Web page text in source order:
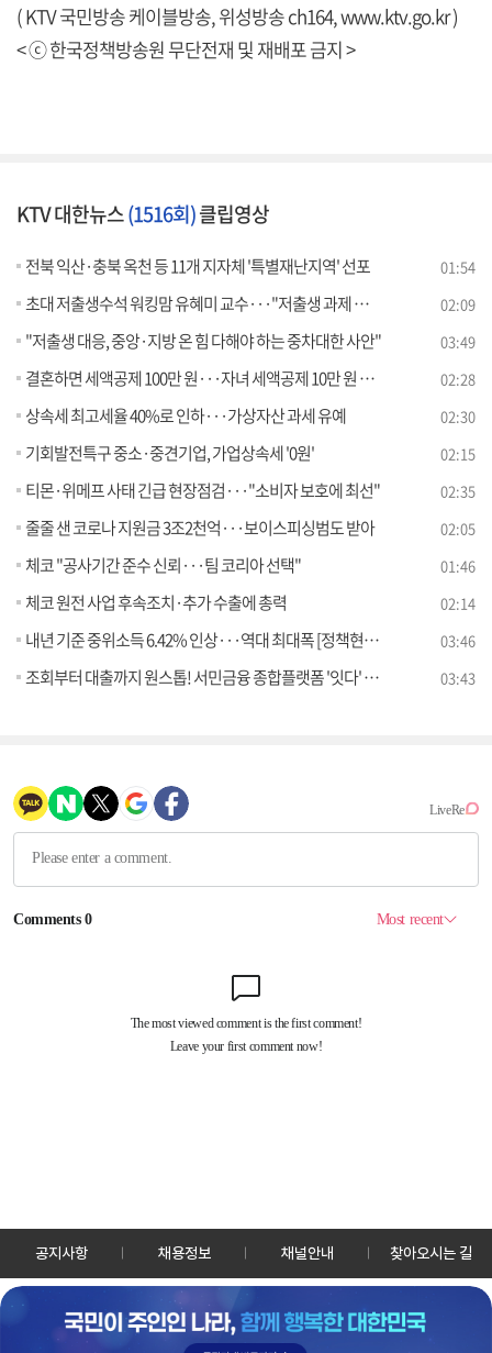
( KTV 국민방송 케이블방송, 위성방송 ch164,www.ktv.go.kr)
< ⓒ 한국정책방송원 무단전재 및 재배포 금지 >
KTV 대한뉴스(1516회)클립영상
전북 익산·충북 옥천 등 11개 지자체 '특별재난지역' 선포 01:54
초대 저출생수석 워킹맘 유혜미 교수···"저출생 과제 과감히 발굴" 02:09
"저출생 대응, 중앙·지방 온 힘 다해야 하는 중차대한 사안" 03:49
결혼하면 세액공제 100만 원···자녀 세액공제 10만 원 인상 02:28
상속세 최고세율 40%로 인하···가상자산 과세 유예 02:30
기회발전특구 중소·중견기업, 가업상속세 '0원' 02:15
티몬·위메프 사태 긴급 현장점검···"소비자 보호에 최선" 02:35
줄줄 샌 코로나 지원금 3조2천억···보이스피싱범도 받아 02:05
체코 "공사기간 준수 신뢰···팀 코리아 선택" 01:46
체코 원전 사업 후속조치·추가 수출에 총력 02:14
내년 기준 중위소득 6.42% 인상···역대 최대폭 [정책현장+] 03:46
조회부터 대출까지 원스톱! 서민금융 종합플랫폼 '잇다' 출시' [클릭K+] 03:43
공지사항 채용정보 채널안내 찾아오시는 길
30128 세종특별자치시 정부2청사로 13 한국정책방송원 KTV
TEL: 044-204-8000
Copyrightⓒ KTV 국민방송 All Rights Reserved.